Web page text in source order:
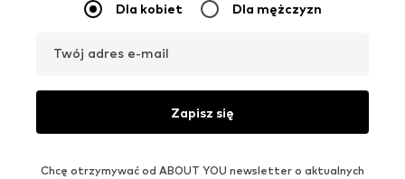
Dla kobiet Dla mężczyzn
Twój adres e-mail
Zapisz się
Chcę otrzymywać od ABOUT YOU newsletter o aktualnych